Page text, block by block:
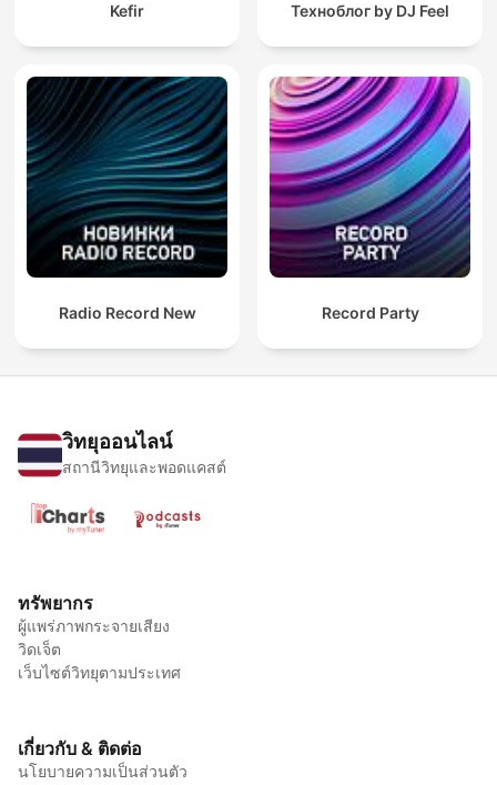
Kefir Техноблог by DJ Feel
Radio Record New Record Party
วิทยุออนไลน์
สถานีวิทยุและพอดแคสต์
ทรัพยากร
ผู้แพร่ภาพกระจายเสียง
วิดเจ็ต
เว็บไซต์วิทยุตามประเทศ
เกี่ยวกับ & ติดต่อ
นโยบายความเป็นส่วนตัว